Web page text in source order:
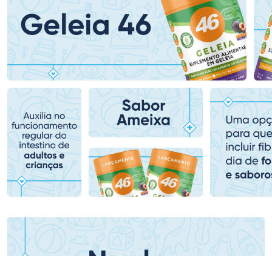
Ativar Desconto
Comprar sem Desconto
Por R$ 279,59/cada
Comprar sem Desconto
Por R$ 279,59/cada
Ativar Desconto
Comprar sem Desconto
Por R$ 419,00/cada
Comprar sem Desconto
Por R$ 419,00/cada